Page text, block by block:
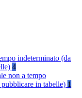
indeterminato (da
4
non a tempo
in tabelle) 1